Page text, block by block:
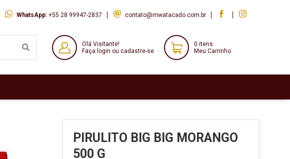
WhatsApp: +55 28 99947-2837 contato@mwatacado.com.br
Olá Visitante!
Faça login ou cadastre-se
0 itens
Meu Carrinho
PIRULITO BIG BIG MORANGO
500 G